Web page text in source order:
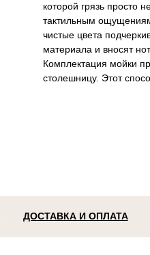
которой грязь просто
тактильным
чистые цвета
материала и вносят
Комплектация мойки
столешницу. Этот
ДОСТАВКА И ОПЛАТА